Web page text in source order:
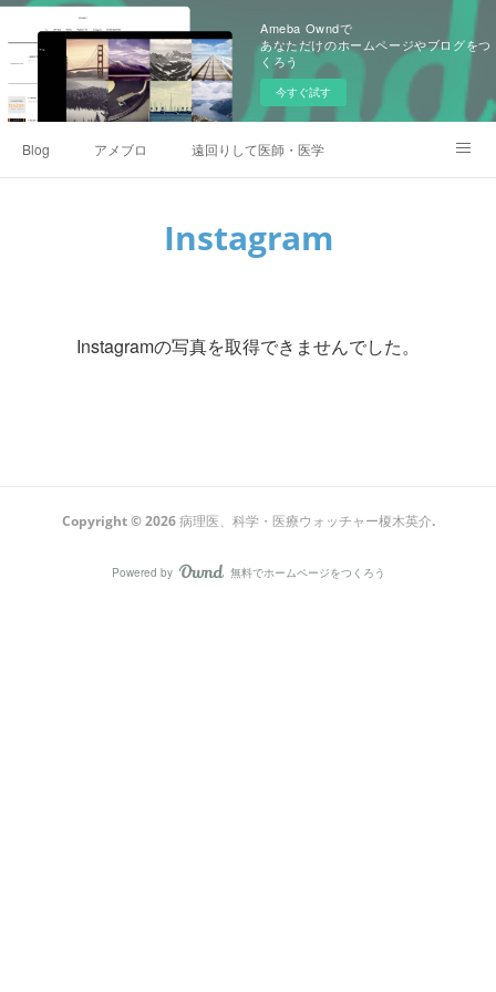
Ameba Owndで
あなただけのホームページやブログをつ
くろう
今すぐ試す
Blog アメブロ 遠回りして医師・医学生になった人のコミュニテ
Instagram
Instagramの写真を取得できませんでした。
Copyright ©2026 病理医、科学・医療ウォッチャー榎木英介.
Powered by AmebaOwnd
無料でホームページをつくろう